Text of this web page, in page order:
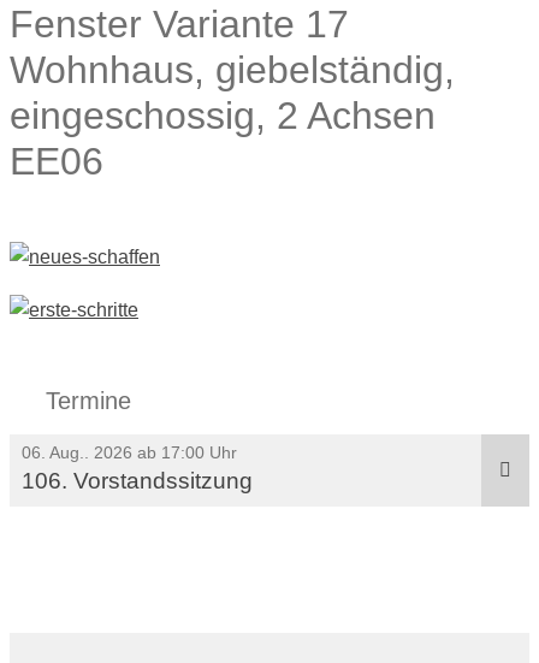
Fenster Variante 17
Wohnhaus, giebelständig,
eingeschossig, 2 Achsen
EE06
Termine
06. Aug.. 2026 ab 17:00 Uhr
106. Vorstandssitzung